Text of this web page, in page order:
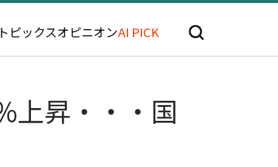
トピックスオピニオンAI PICK
上昇・・・国